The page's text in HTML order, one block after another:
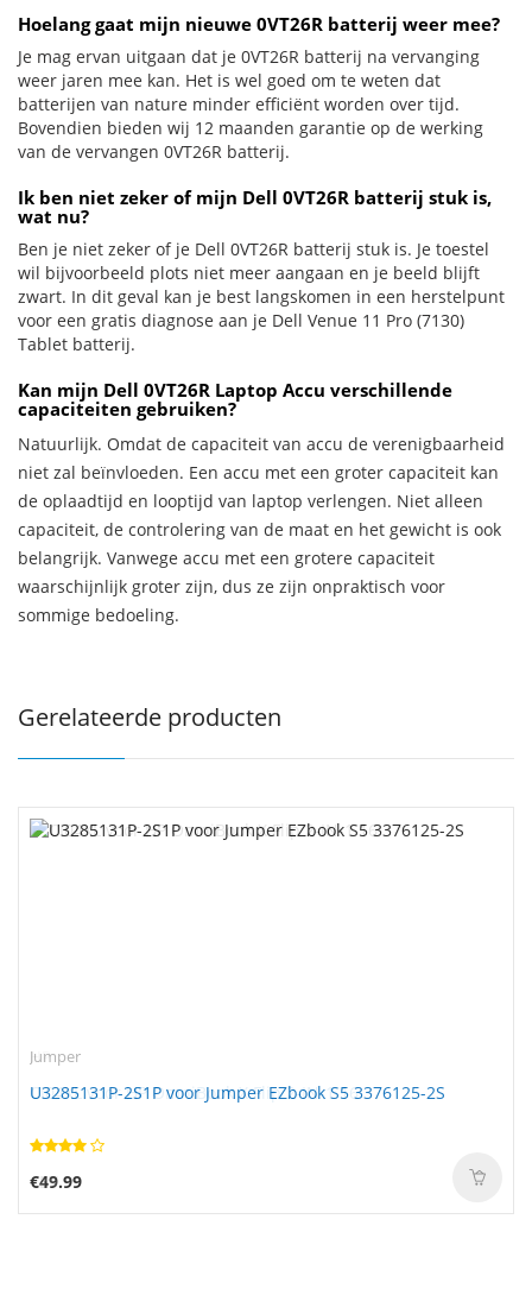
Hoelang gaat mijn nieuwe 0VT26R batterij weer mee?
Je mag ervan uitgaan dat je 0VT26R batterij na vervanging
weer jaren mee kan. Het is wel goed om te weten dat
batterijen van nature minder efficiënt worden over tijd.
Bovendien bieden wij 12 maanden garantie op de werking
van de vervangen 0VT26R batterij.
Ik ben niet zeker of mijn Dell 0VT26R batterij stuk is,
wat nu?
Ben je niet zeker of je Dell 0VT26R batterij stuk is. Je toestel
wil bijvoorbeeld plots niet meer aangaan en je beeld blijft
zwart. In dit geval kan je best langskomen in een herstelpunt
voor een gratis diagnose aan je Dell Venue 11 Pro (7130)
Tablet batterij.
Kan mijn Dell 0VT26R Laptop Accu verschillende
capaciteiten gebruiken?
Natuurlijk. Omdat de capaciteit van accu de verenigbaarheid
niet zal beïnvloeden. Een accu met een groter capaciteit kan
de oplaadtijd en looptijd van laptop verlengen. Niet alleen
capaciteit, de controlering van de maat en het gewicht is ook
belangrijk. Vanwege accu met een grotere capaciteit
waarschijnlijk groter zijn, dus ze zijn onpraktisch voor
sommige bedoeling.
Gerelateerde producten
Jumper
U3285131P-2S1P voor Jumper EZbook S5 3376125-2S
€49.99